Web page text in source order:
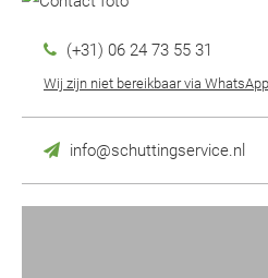
(+31) 06 24 73 55 31
Wij zijn niet bereikbaar via
info@schuttingservice.nl